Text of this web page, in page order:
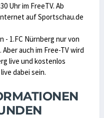
Uhr im FreeTV. Ab
auf Sportschau.de
- 1.FC Nürnberg nur von
auch im Free-TV wird
live und kostenlos
dabei sein.